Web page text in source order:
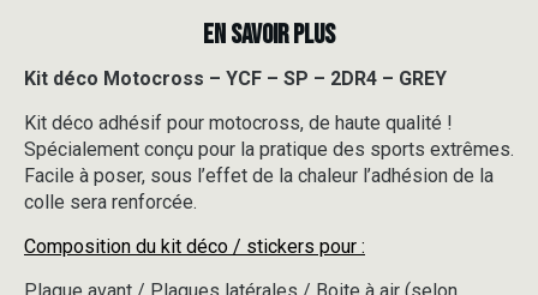
SP
2DR4
-
GREY
EN SAVOIR PLUS
Kit déco Motocross – YCF – SP – 2DR4 – GREY
Kit déco adhésif pour motocross, de haute qualité !
Spécialement conçu pour la pratique des sports extrêmes.
Facile à poser, sous l’effet de la chaleur l’adhésion de la
colle sera renforcée.
Composition du kit déco / stickers pour :
Plaque avant / Plaques latérales / Boite à air (selon